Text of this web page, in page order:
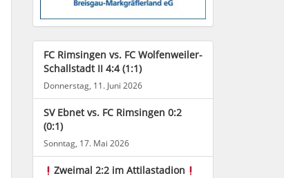
FC Rimsingen vs. FC Wolfenweiler-
Schallstadt II 4:4 (1:1)
Donnerstag, 11. Juni 2026
SV Ebnet vs. FC Rimsingen 0:2
(0:1)
Sonntag, 17. Mai 2026
Zweimal 2:2 im Attilastadion